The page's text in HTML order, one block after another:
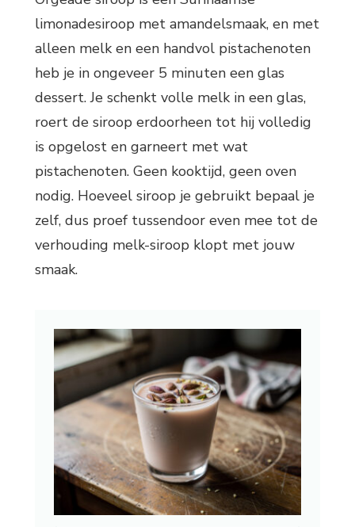
limonadesiroop met amandelsmaak, en met
alleen melk en een handvol pistachenoten
heb je in ongeveer 5 minuten een glas
dessert. Je schenkt volle melk in een glas,
roert de siroop erdoorheen tot hij volledig
is opgelost en garneert met wat
pistachenoten. Geen kooktijd, geen oven
nodig. Hoeveel siroop je gebruikt bepaal je
zelf, dus proef tussendoor even mee tot de
verhouding melk-siroop klopt met jouw
smaak.